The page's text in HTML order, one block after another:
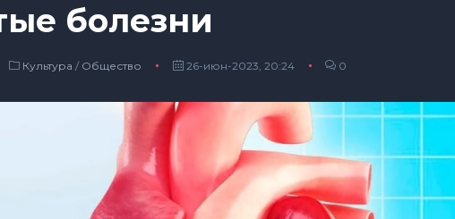
болезни
Культура / Общество 26-июн-2023, 20:24 0